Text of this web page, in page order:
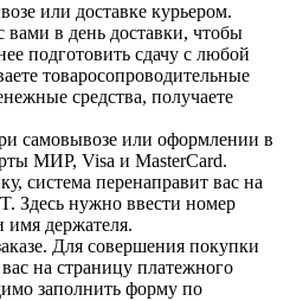
или доставке курьером.
вами в день доставки, чтобы
подготовить сдачу с любой
товаросопроводительные
средства, получаете
самовывозе или оформлении в
МИР, Visa и MasterCard.
система перенаправит вас на
Здесь нужно ввести номер
имя держателя.
Для совершения покупки
на страницу платежного
заполнить форму по